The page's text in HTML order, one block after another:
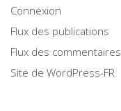
Connexion
Flux des publications
Flux des commentaires
Site de WordPress-FR